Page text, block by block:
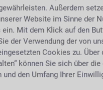
Auskunft über den
der Gegenpartei. Bei
Forderungen
Kosten, die es zu
dass selbst bei
bleibt, weil die
zu erwartende Gewinn.
festgestellt
Außerdem
Website im Sinne der
Mit dem Klick auf den
der Verwendung der von
Cookies zu. Über
können Sie sich über
den Umfang Ihrer